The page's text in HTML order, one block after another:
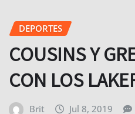
DEPORTES
COUSINS Y
CON LOS
Brit Jul 8, 2019